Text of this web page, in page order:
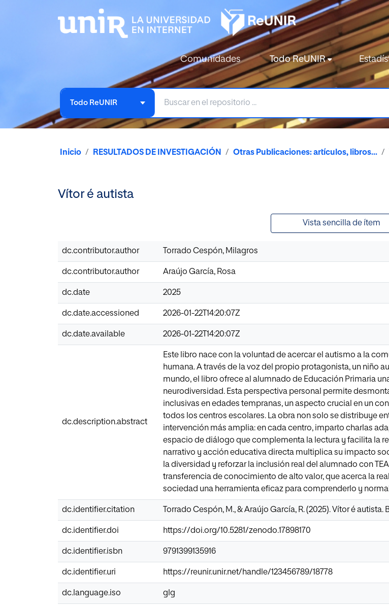
Comunidades Todo ReUNIR
Todo ReUNIR
Inicio RESULTADOS DE INVESTIGACIÓN Otras Publicaciones: artículos, libros...
Vítor é autista
Vista sencilla de ítem
dc.contributor.author Torrado Cespón, Milagros
dc.contributor.author Araújo García, Rosa
dc.date 2025
dc.date.accessioned 2026-01-22T14:20:07Z
dc.date.available 2026-01-22T14:20:07Z
dc.description.abstract
Este libro nace con la voluntad de acercar el autismo a la
humana. A través de la voz del propio protagonista, un niño
mundo, el libro ofrece al alumnado de Educación Primaria
neurodiversidad. Esta perspectiva personal permite
inclusivas en edades tempranas, un aspecto crucial en un
todos los centros escolares. La obra non solo se distribuye
intervención más amplia: en cada centro, imparto charlas
espacio de diálogo que complementa la lectura y facilita la
narrativo y acción educativa directa multiplica su impacto
la diversidad y reforzar la inclusión real del alumnado con
transferencia de conocimiento de alto valor, que acerca la
sociedad una herramienta eficaz para comprenderlo y
dc.identifier.citation Torrado Cespón, M., & Araújo García, R. (2025). Vítor é
dc.identifier.doi https://doi.org/10.5281/zenodo.17898170
dc.identifier.isbn 9791399135916
dc.identifier.uri https://reunir.unir.net/handle/123456789/18778
dc.language.iso glg